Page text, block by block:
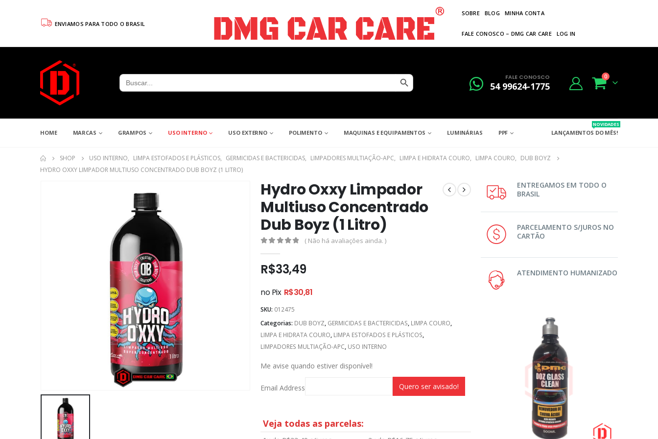
ENVIAMOS PARA TODO O BRASIL
SOBRE BLOG MINHA CONTA
FALE CONOSCO – DMG CAR CARE LOG IN
Search
for:
Search Button FALE CONOSCO
54 99624-1775
0
HOME MARCAS GRAMPOS USO INTERNO USO EXTERNO POLIMENTO MAQUINAS E EQUIPAMENTOS LUMINÁRIAS PPF LANÇAMENTOS DO MÊS!
NOVIDADES
SHOP USO INTERNO, LIMPA ESTOFADOS E PLÁSTICOS, GERMICIDAS E BACTERICIDAS, LIMPADORES MULTIAÇÃO-APC, LIMPA E HIDRATA COURO, LIMPA COURO, DUB BOYZ
HYDRO OXXY LIMPADOR MULTIUSO CONCENTRADO DUB BOYZ (1 LITRO)
Hydro Oxxy Limpador
Multiuso Concentrado
Dub Boyz (1 Litro)
( Não há avaliações ainda. )
R$33,49
no Pix R$30,81
SKU: 012475
Categorias: DUB BOYZ, GERMICIDAS E BACTERICIDAS, LIMPA COURO,
LIMPA E HIDRATA COURO, LIMPA ESTOFADOS E PLÁSTICOS,
LIMPADORES MULTIAÇÃO-APC, USO INTERNO
Me avise quando estiver disponível!
Email Address
Veja todas as parcelas:
ENTREGAMOS EM TODO O
BRASIL
PARCELAMENTO S/JUROS NO
CARTÃO
ATENDIMENTO HUMANIZADO